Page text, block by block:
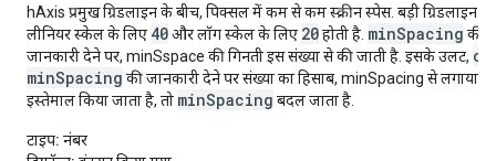
hAxis प्रमुख ग्रिडलाइन के बीच, पिक्सल में कम से कम स्क्रीन स्पेस. बड़ी ग्रिडलाइन के
लीनियर स्केल के लिए 40और लॉग स्केल के लिए 20होती है. minSpacing की
जानकारी देने पर, minSspace की गिनती इस संख्या से की जाती है. इसके उलट,
minSpacing की जानकारी देने पर संख्या का हिसाब, minSpacing से लगाया
इस्तेमाल किया जाता है, तो minSpacing बदल जाता है.
टाइप: नंबर